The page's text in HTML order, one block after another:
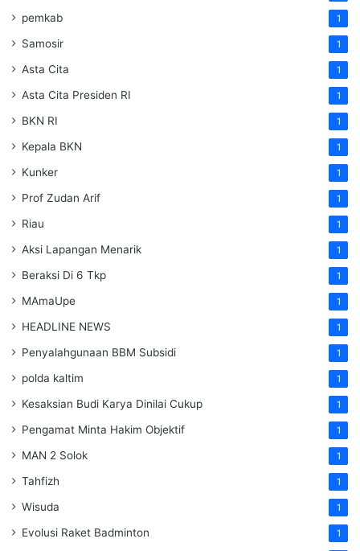
pemkab 1
Samosir 1
Asta Cita 1
Asta Cita Presiden RI 1
BKN RI 1
Kepala BKN 1
Kunker 1
Prof Zudan Arif 1
Riau 1
Aksi Lapangan Menarik 1
Beraksi Di 6 Tkp 1
MAmaUpe 1
HEADLINE NEWS 1
Penyalahgunaan BBM Subsidi 1
polda kaltim 1
Kesaksian Budi Karya Dinilai Cukup 1
Pengamat Minta Hakim Objektif 1
MAN 2 Solok 1
Tahfizh 1
Wisuda 1
Evolusi Raket Badminton 1